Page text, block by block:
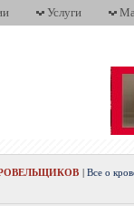
Услуги
|Все о